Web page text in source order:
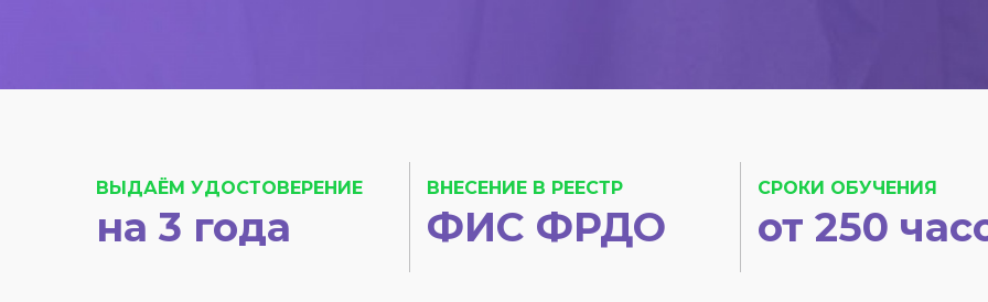
ВЫДАЁМ УДОСТОВЕРЕНИЕ
на 3 года
ВНЕСЕНИЕ В РЕЕСТР
ФИС ФРДО
СРОКИ ОБУЧЕНИЯ
от 250